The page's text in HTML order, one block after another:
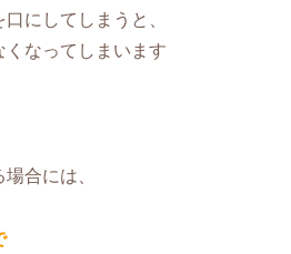
にしてしまうと、
くなってしまいます
合には、